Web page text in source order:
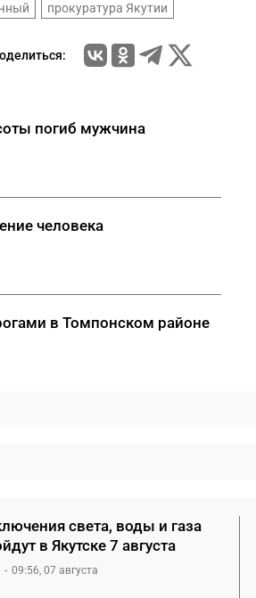
прокуратура Якутии
погиб мужчина
человека
в Томпонском районе
света, воды и газа
в Якутске 7 августа
09:56, 07 августа